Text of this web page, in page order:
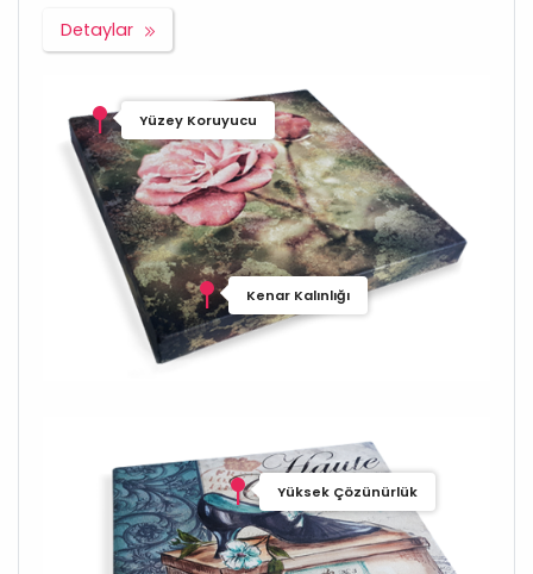
Detaylar
Yüzey Koruyucu
Kenar Kalınlığı
Yüksek Çözünürlük